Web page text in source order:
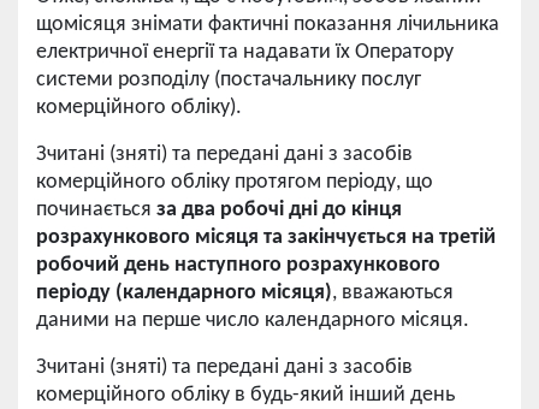
щомісяця знімати фактичні показання лічильника
електричної енергії та надавати їх Оператору
системи розподілу (постачальнику послуг
комерційного обліку).
Зчитані (зняті) та передані дані з засобів
комерційного обліку протягом періоду, що
починається за два робочі дні до кінця
розрахункового місяця та закінчується на третій
робочий день наступного розрахункового
періоду (календарного місяця), вважаються
даними на перше число календарного місяця.
Зчитані (зняті) та передані дані з засобів
комерційного обліку в будь-який інший день